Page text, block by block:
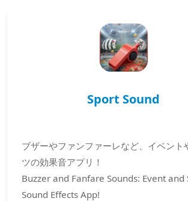
Sport Sound
ブザーやファンファーレなど、イベント
ツの効果音アプリ！
Buzzer and Fanfare Sounds: Event and
Sound Effects App!